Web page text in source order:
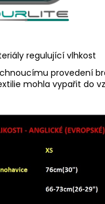
regulující vlhkost
provedení
mohla vypařit do